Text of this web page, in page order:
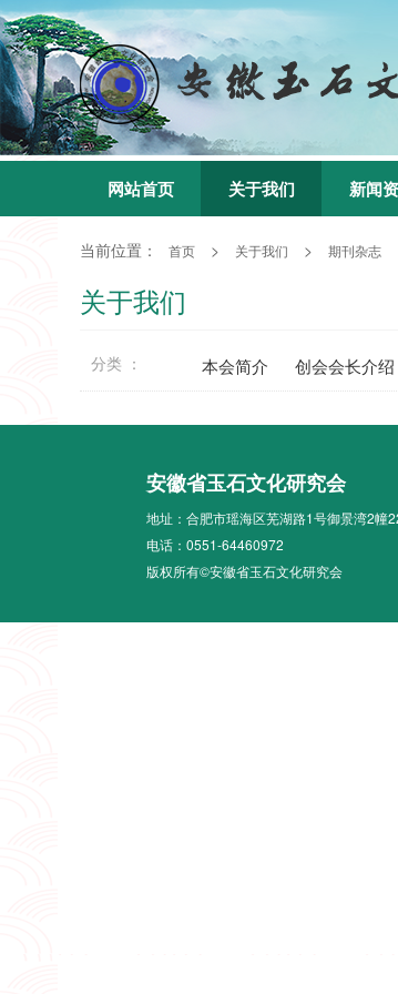
网站首页 关于我们 新闻
当前位置： 首页 > 关于我们 > 期刊杂志
关于我们
分类 ： 本会简介 创会会长介绍
安徽省玉石文化研究会
地址：合肥市瑶海区芜湖路1号御景湾2幢
电话：0551-64460972
版权所有©安徽省玉石文化研究会